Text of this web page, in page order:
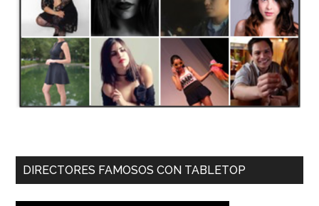
DIRECTORES FAMOSOS CON TABLETOP